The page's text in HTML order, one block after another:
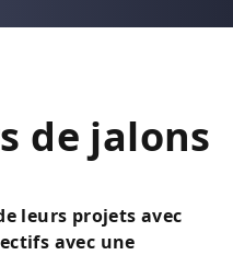
de jalons
leurs projets avec
avec une